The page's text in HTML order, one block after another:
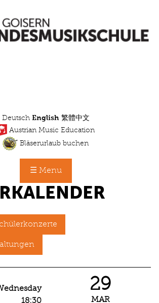
Deutsch English 繁體中文
Austrian Music Education
Bläserurlaub buchen
☰ Menu
18:30
29
MAR